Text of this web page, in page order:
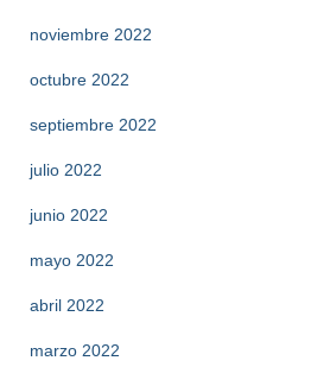
noviembre 2022
octubre 2022
septiembre 2022
julio 2022
junio 2022
mayo 2022
abril 2022
marzo 2022